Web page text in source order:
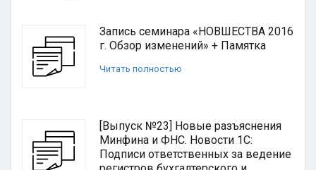
Запись семинара «НОВШЕСТВА 2016
г. Обзор изменений» + Памятка
Читать полностью
[Выпуск №23] Новые разъяснения
Минфина и ФНС. Новости 1С:
Подписи ответственных за ведение